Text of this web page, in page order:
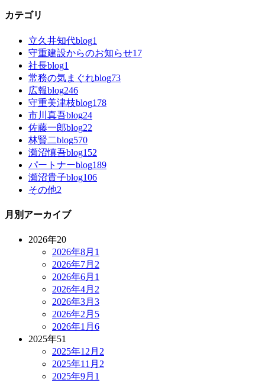
カテゴリ
立久井知代blog1
守重建設からのお知らせ17
社長blog1
常務の気まぐれblog73
広報blog246
守重美津枝blog178
市川真吾blog24
佐藤一郎blog22
林賢二blog570
瀬沼慎吾blog152
パートナーblog189
瀬沼貴子blog106
その他2
月別アーカイブ
2026年20
2026年8月 1
2026年7月 2
2026年6月 1
2026年4月 2
2026年3月 3
2026年2月 5
2026年1月 6
2025年51
2025年12月 2
2025年11月 2
2025年9月 1